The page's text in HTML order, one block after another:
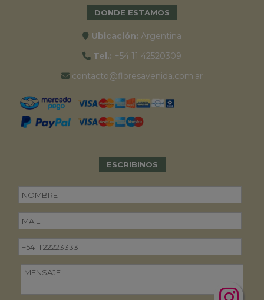
DONDE ESTAMOS
Ubicación: Argentina
Tel.: +54 11 42520309
contacto@floresavenida.com.ar
ESCRIBINOS